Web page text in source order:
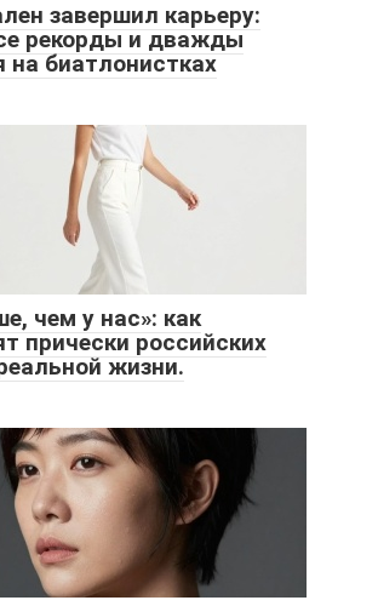
завершил карьеру:
рекорды и дважды
на биатлонистках
чем у нас»: как
прически российских
жизни.